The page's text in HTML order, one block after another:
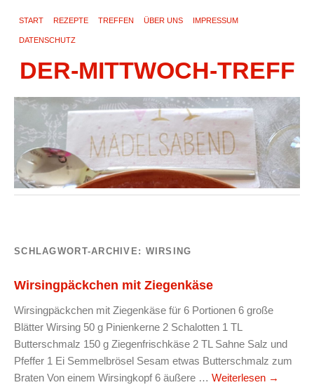
START REZEPTE TREFFEN ÜBER UNS IMPRESSUM
DATENSCHUTZ
DER-MITTWOCH-TREFF
SCHLAGWORT-ARCHIVE: WIRSING
Wirsingpäckchen mit Ziegenkäse
Wirsingpäckchen mit Ziegenkäse für 6 Portionen 6 große
Blätter Wirsing 50 g Pinienkerne 2 Schalotten 1 TL
Butterschmalz 150 g Ziegenfrischkäse 2 TL Sahne Salz und
Pfeffer 1 Ei Semmelbrösel Sesam etwas Butterschmalz zum
Braten Von einem Wirsingkopf 6 äußere … Weiterlesen →